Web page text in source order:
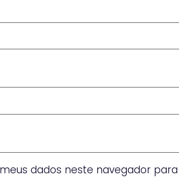
dados neste navegador